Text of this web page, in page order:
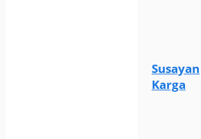
Susayan
Karga